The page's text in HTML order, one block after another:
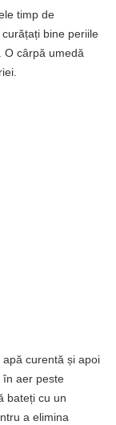
timp de
bine periile
O cârpă umedă
curentă și apoi
în aer peste
bateți cu un
a elimina